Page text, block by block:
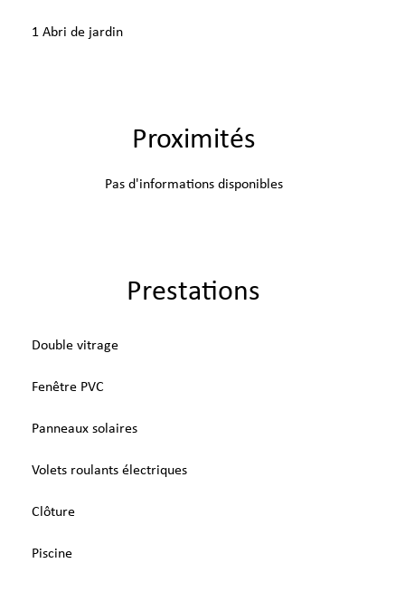
1 Abri de jardin
Proximités
Pas d'informations disponibles
Prestations
Double vitrage
Fenêtre PVC
Panneaux solaires
Volets roulants électriques
Clôture
Piscine